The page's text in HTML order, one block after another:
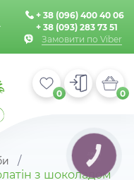
+ 38 (096) 400 40 06
+ 38 (093) 283 73 51
Замовити по Viber
0 0
з шоколадом
КНОПКА
ЗВ'ЯЗКУ